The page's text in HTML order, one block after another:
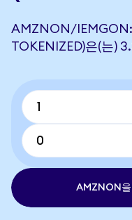
AMZNON/
TOKENIZED)은(는)
AMZNON을